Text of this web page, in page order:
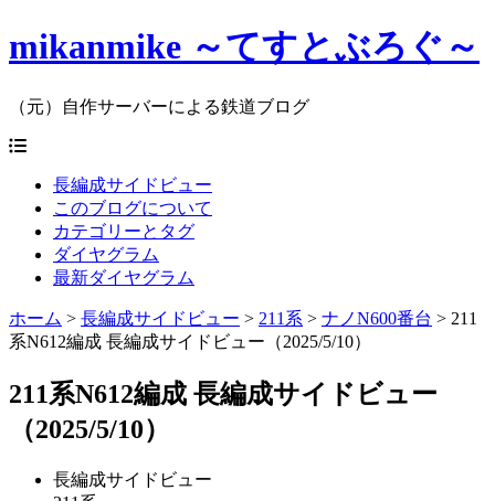
mikanmike ～てすとぶろぐ～
（元）自作サーバーによる鉄道ブログ
長編成サイドビュー
このブログについて
カテゴリーとタグ
ダイヤグラム
最新ダイヤグラム
ホーム > 長編成サイドビュー > 211系 > ナノN600番台 > 211
系N612編成 長編成サイドビュー（2025/5/10）
211系N612編成 長編成サイドビュー
（2025/5/10）
長編成サイドビュー